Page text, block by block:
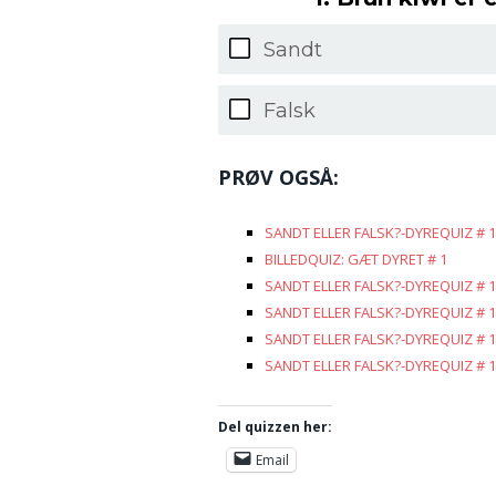
Sandt
Falsk
PRØV OGSÅ:
SANDT ELLER FALSK?-DYREQUIZ #
BILLEDQUIZ: GÆT DYRET # 1
SANDT ELLER FALSK?-DYREQUIZ #
SANDT ELLER FALSK?-DYREQUIZ #
SANDT ELLER FALSK?-DYREQUIZ #
SANDT ELLER FALSK?-DYREQUIZ #
Del quizzen her:
Email